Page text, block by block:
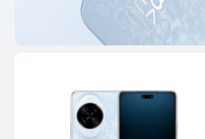
Série Pura